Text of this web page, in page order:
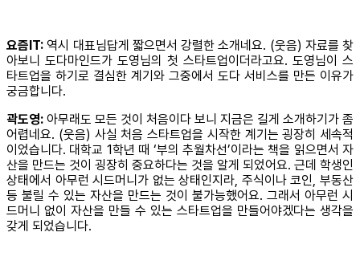
요즘IT: 역시 대표님답게 짧으면서 강렬한 소개네요. (웃음) 자료를 찾
아보니 도다마인드가 도영님의 첫 스타트업이더라고요. 도영님이 스
타트업을 하기로 결심한 계기와 그중에서 도다 서비스를 만든 이유가
궁금합니다.
곽도영: 아무래도 모든 것이 처음이다 보니 지금은 길게 소개하기가 좀
어렵네요. (웃음) 사실 처음 스타트업을 시작한 계기는 굉장히 세속적
이었습니다. 대학교 1학년 때 ‘부의 추월차선’이라는 책을 읽으면서 자
산을 만드는 것이 굉장히 중요하다는 것을 알게 되었어요. 근데 학생인
상태에서 아무런 시드머니가 없는 상태인지라, 주식이나 코인, 부동산
등 불릴 수 있는 자산을 만드는 것이 불가능했어요. 그래서 아무런 시
드머니 없이 자산을 만들 수 있는 스타트업을 만들어야겠다는 생각을
갖게 되었습니다.